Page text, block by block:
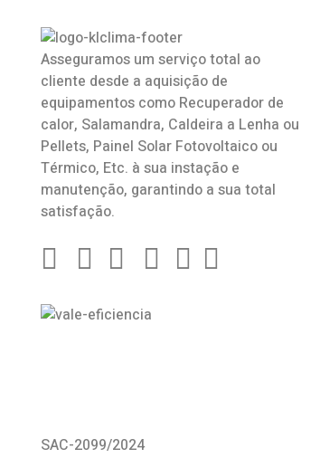
Asseguramos um serviço total ao
cliente desde a aquisição de
equipamentos como Recuperador de
calor, Salamandra, Caldeira a Lenha ou
Pellets, Painel Solar Fotovoltaico ou
Térmico, Etc. à sua instação e
manutenção, garantindo a sua total
satisfação.
SAC-2099/2024